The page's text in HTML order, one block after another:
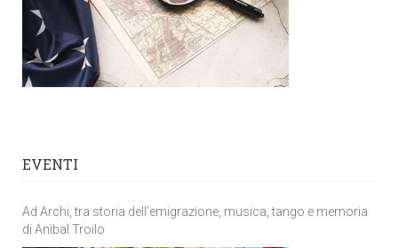
EVENTI
Ad Archi, tra storia dell’emigrazione, musica, tango e memoria
di Anìbal Troilo